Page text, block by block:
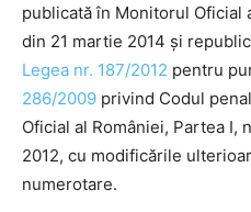
publicată în Monitorul Oficial
din 21 martie 2014 și
Legea nr. 187/2012 pentru
286/2009 privind Codul
Oficial al României, Partea I,
2012, cu modificările
numerotare.